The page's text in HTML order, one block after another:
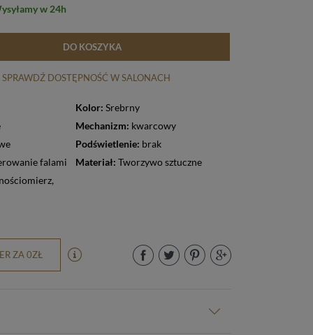
w 24h
DO KOSZYKA
SPRAWDŹ DOSTĘPNOŚĆ W SALONACH
Kolor: Srebrny
Mechanizm: kwarcowy
Podświetlenie: brak
,
Materiał:Tworzywo sztuczne
ZA 0ZŁ